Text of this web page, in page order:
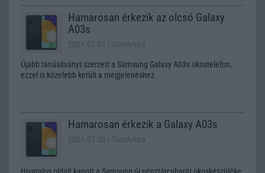
Hamarosan érkezik az olcsó Galaxy
A03s
2021.07.01 | GsmArena
Újabb tanúsítványt szerzett a Samsung Galaxy A03s okostelefon,
ezzel is közelebb került a megjelenéshez.
Hamarosan érkezik a Galaxy A03s
2021.07.30 | GsmArena
Hivatalos oldalt kapott a Samsung új pénztárcabarát okoskészüléke,